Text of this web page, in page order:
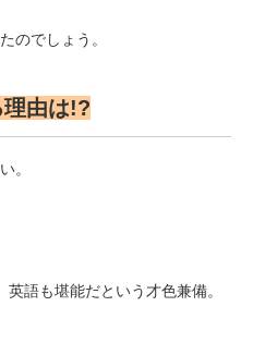
のでしょう。
由は!?
。
語も堪能だという才色兼備。